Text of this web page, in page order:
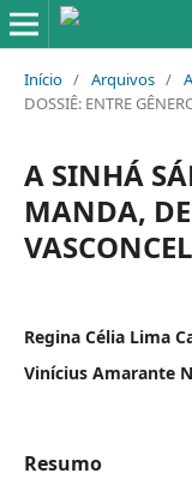
Início / Arquivos /
DOSSIÊ: ENTRE
A SINHÁ
MANDA,
Regina Célia Lima
Vinícius Amarante
Resumo